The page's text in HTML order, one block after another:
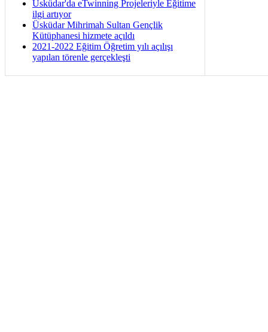
Üsküdar'da eTwinning Projeleriyle Eğitime
ilgi artıyor
Üsküdar Mihrimah Sultan Gençlik
Kütüphanesi hizmete açıldı
2021-2022 Eğitim Öğretim yılı açılışı
yapılan törenle gerçekleşti